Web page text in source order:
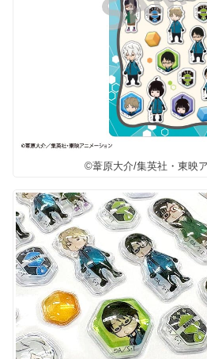
©葦原大介/集英社・東映